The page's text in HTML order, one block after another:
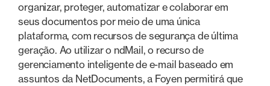
organizar, proteger, automatizar e colaborar em
seus documentos por meio de uma única
plataforma, com recursos de segurança de última
geração. Ao utilizar o ndMail, o recurso de
gerenciamento inteligente de e-mail baseado em
assuntos da NetDocuments, a Foyen permitirá que